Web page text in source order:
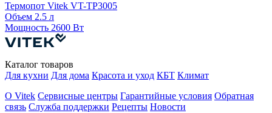
Термопот Vitek VT-TP3005
Объем 2.5 л
Мощность 2600 Вт
Каталог товаров
Для кухни Для дома Красота и уход КБТ Климат
О Vitek Сервисные центры Гарантийные условия Обратная
связь Служба поддержки Рецепты Новости